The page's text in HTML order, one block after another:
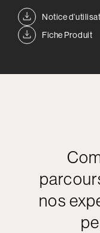
Notice
Fiche Produit
nos